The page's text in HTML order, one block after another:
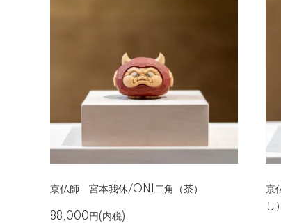
京仏師 宮本我休/ONI二角（茶）
88,000円(内税)
京
し）